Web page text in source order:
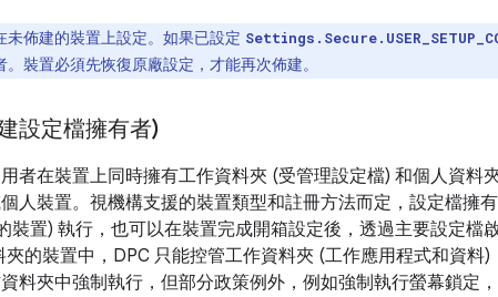
未佈建的裝置上設定。如果已設定
裝置必須先恢復原廠設定，才能再次佈建。
設定檔擁有者)
者在裝置上同時擁有工作資料夾 (受管理設定檔) 和個人資料
人裝置。視機構支援的裝置類型和註冊方法而定，設定檔擁
裝置) 執行，也可以在裝置完成開箱設定後，透過主要設定檔
的裝置中，DPC 只能控管工作資料夾 (工作應用程式和資料)
料夾中強制執行，但部分政策例外，例如強制執行螢幕鎖定